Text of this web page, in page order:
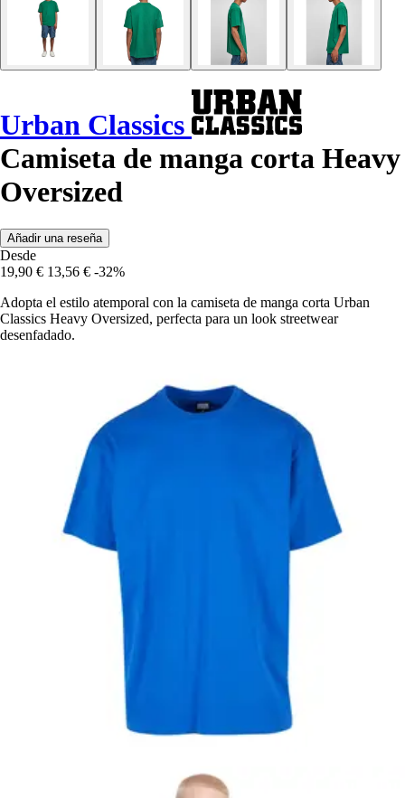
Urban Classics
Camiseta de manga corta Heavy
Oversized
Añadir una reseña
Desde
19,90 € 13,56 € -32%
Adopta el estilo atemporal con la camiseta de manga corta Urban
Classics Heavy Oversized, perfecta para un look streetwear
desenfadado.